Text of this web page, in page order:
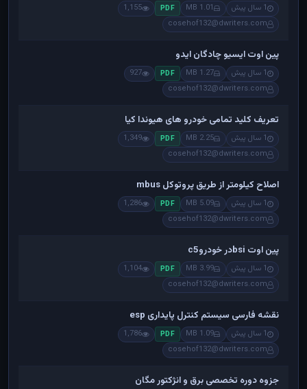
1 سال پیش 1.01 MB
PDF
1,155
cosehof132@dwriters.com
پین اوت ایسیو چادگان ایدو
1 سال پیش 1.27 MB
PDF
927
cosehof132@dwriters.com
تعریف کلید تمامی خودرو های هیوندا کیا
1 سال پیش 2.25 MB
PDF
1,349
cosehof132@dwriters.com
اصلاح کیلومتر از طریق پروتوکل mbus
1 سال پیش 5.09 MB
PDF
1,286
cosehof132@dwriters.com
پین اوت bsiدر خودروc5
1 سال پیش 3.99 MB
PDF
1,104
cosehof132@dwriters.com
نقشه فارسی سیستم کنترل پایداری esp
1 سال پیش 1.09 MB
PDF
1,786
cosehof132@dwriters.com
جزوه دوره تخصصی برق و انژکتور مگان